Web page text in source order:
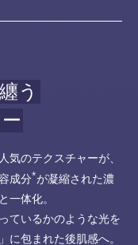
う
のテクスチャーが、
成分*が凝縮された濃
一体化。
ているかのような光を
包まれた後肌感へ。